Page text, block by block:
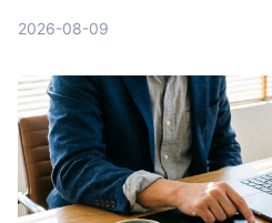
2026-08-09